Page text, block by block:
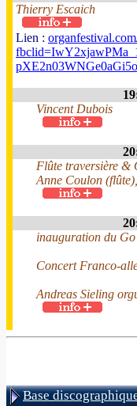
Thierry Escaich
Lien :
Vincent Dubois
Flûte traversière &
Anne Coulon
inauguration du
Concert Franco-
Andreas Sieling
Base